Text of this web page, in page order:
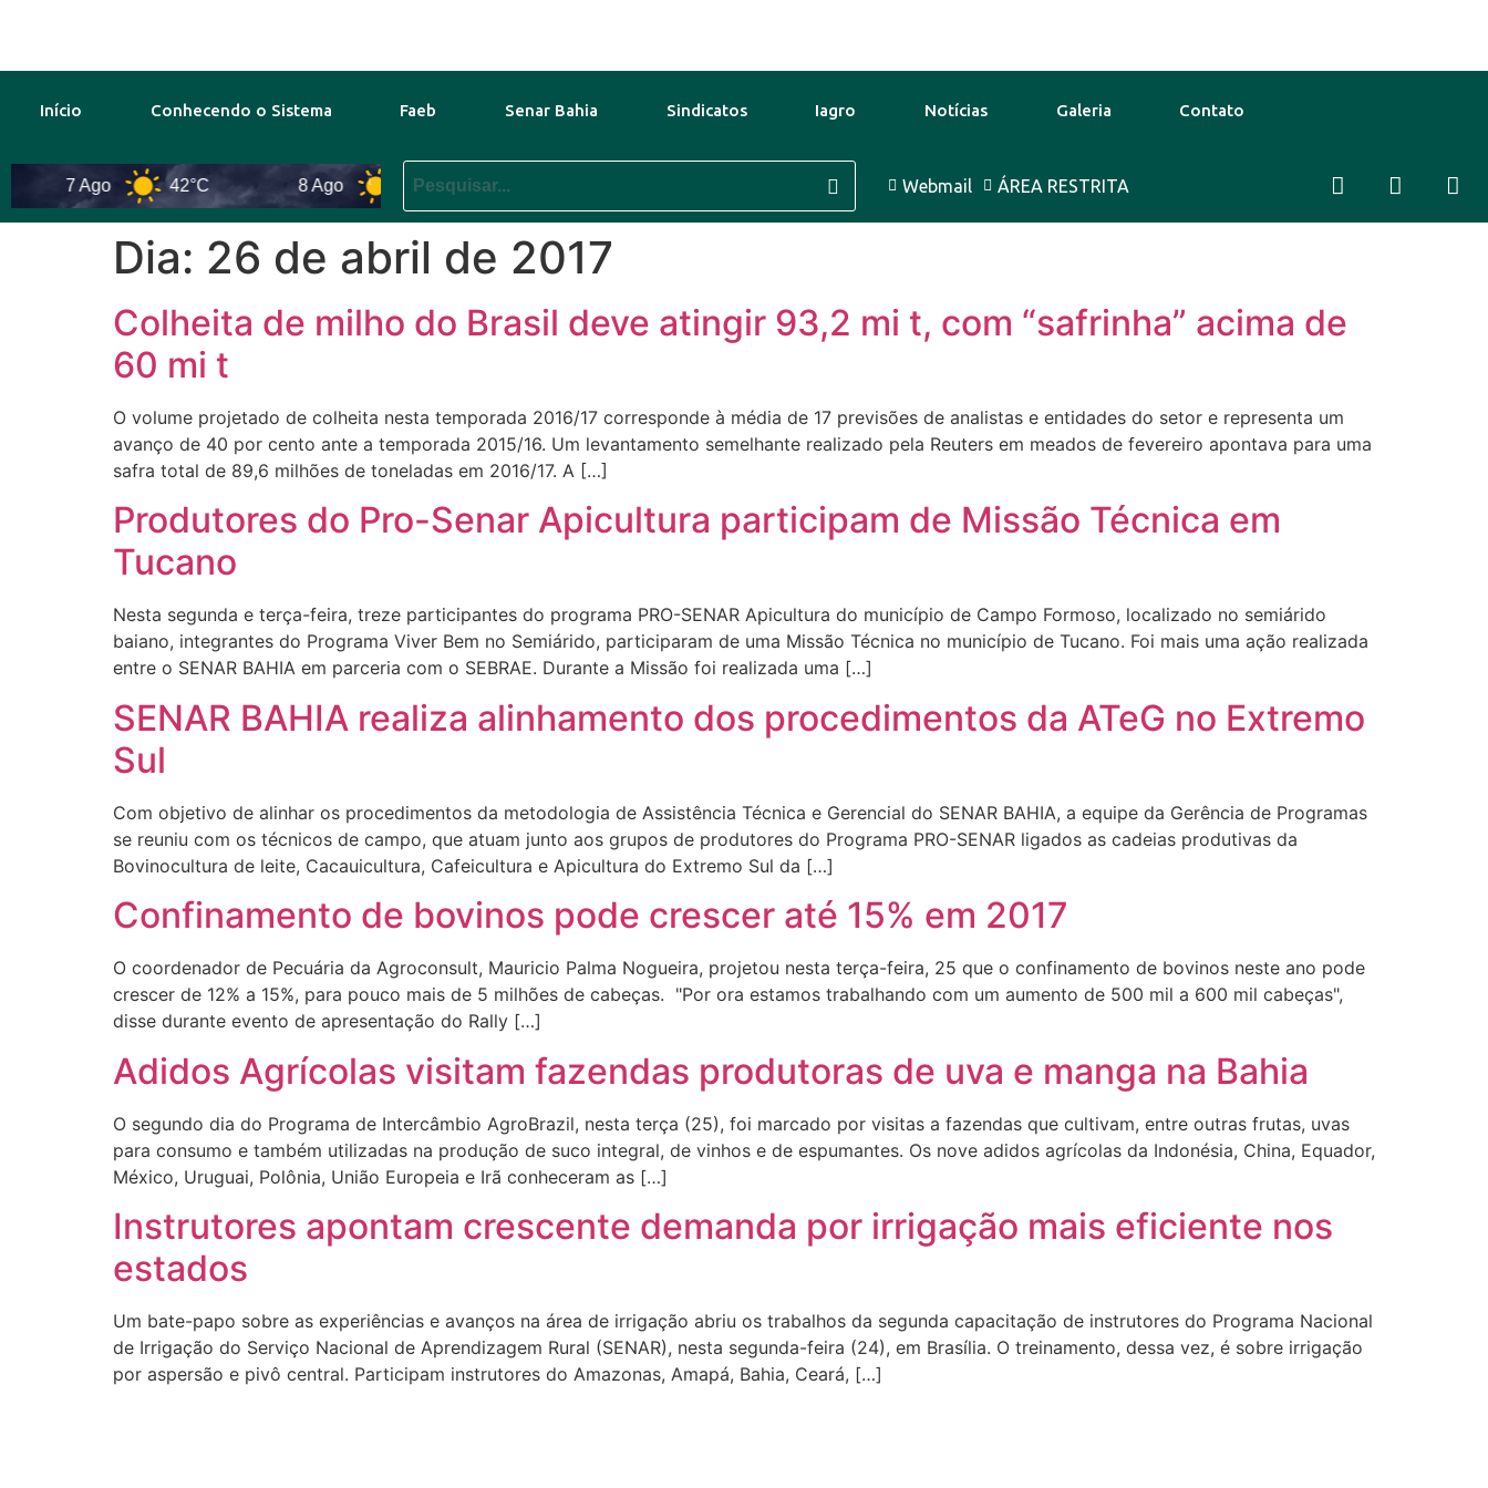
Início Conhecendo o Sistema Faeb Senar Bahia Sindicatos Iagro Notícias Galeria Contato
7 Ago 42°C 8 Ago 44°C 9 Ago 11 Ago 39°C 38°C
Webmail ÁREA RESTRITA
Dia: 26 de abril de 2017
Colheita de milho do Brasil deve atingir 93,2 mi t, com “safrinha” acima de
60 mi t
O volume projetado de colheita nesta temporada 2016/17 corresponde à média de 17 previsões de analistas e entidades do setor e representa um
avanço de 40 por cento ante a temporada 2015/16. Um levantamento semelhante realizado pela Reuters em meados de fevereiro apontava para uma
safra total de 89,6 milhões de toneladas em 2016/17. A […]
Produtores do Pro-Senar Apicultura participam de Missão Técnica em
Tucano
Nesta segunda e terça-feira, treze participantes do programa PRO-SENAR Apicultura do município de Campo Formoso, localizado no semiárido
baiano, integrantes do Programa Viver Bem no Semiárido, participaram de uma Missão Técnica no município de Tucano. Foi mais uma ação realizada
entre o SENAR BAHIA em parceria com o SEBRAE. Durante a Missão foi realizada uma […]
SENAR BAHIA realiza alinhamento dos procedimentos da ATeG no Extremo
Sul
Com objetivo de alinhar os procedimentos da metodologia de Assistência Técnica e Gerencial do SENAR BAHIA, a equipe da Gerência de Programas
se reuniu com os técnicos de campo, que atuam junto aos grupos de produtores do Programa PRO-SENAR ligados as cadeias produtivas da
Bovinocultura de leite, Cacauicultura, Cafeicultura e Apicultura do Extremo Sul da […]
Confinamento de bovinos pode crescer até 15% em 2017
O coordenador de Pecuária da Agroconsult, Mauricio Palma Nogueira, projetou nesta terça-feira, 25 que o confinamento de bovinos neste ano pode
crescer de 12% a 15%, para pouco mais de 5 milhões de cabeças. "Por ora estamos trabalhando com um aumento de 500 mil a 600 mil cabeças",
disse durante evento de apresentação do Rally […]
Adidos Agrícolas visitam fazendas produtoras de uva e manga na Bahia
O segundo dia do Programa de Intercâmbio AgroBrazil, nesta terça (25), foi marcado por visitas a fazendas que cultivam, entre outras frutas, uvas
para consumo e também utilizadas na produção de suco integral, de vinhos e de espumantes. Os nove adidos agrícolas da Indonésia, China, Equador,
México, Uruguai, Polônia, União Europeia e Irã conheceram as […]
Instrutores apontam crescente demanda por irrigação mais eficiente nos
estados
Um bate-papo sobre as experiências e avanços na área de irrigação abriu os trabalhos da segunda capacitação de instrutores do Programa Nacional
de Irrigação do Serviço Nacional de Aprendizagem Rural (SENAR), nesta segunda-feira (24), em Brasília. O treinamento, dessa vez, é sobre irrigação
por aspersão e pivô central. Participam instrutores do Amazonas, Amapá, Bahia, Ceará, […]